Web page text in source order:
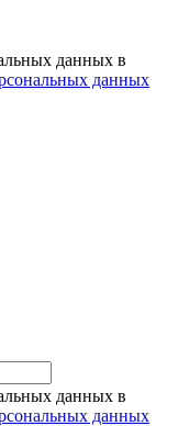
данных в
данных
данных в
данных